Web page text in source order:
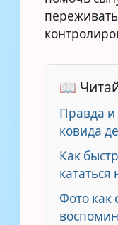
📖
Правда
ковида
Как
кататься
Фото как